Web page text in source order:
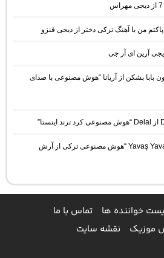
من با آهنگ ترکی دختر از دیجی فنزو
آرین ای آر جی
بابا بشکن از آریانا “هوش مصنوعی با صدای
دانلود آهنگ Yavaş Yavaş Derin Derin “هوش مصنوعی ترکی از آرش
خواننده ها
تماس با ما
موزیک
نقشه سایت